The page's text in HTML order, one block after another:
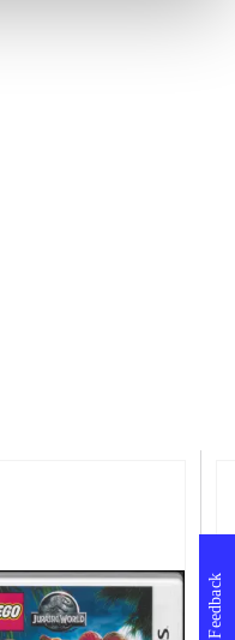
Feedback